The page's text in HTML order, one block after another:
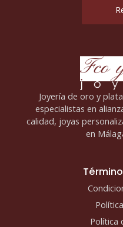
Joyería de oro y
especialistas en
calidad, joyas
en
Política